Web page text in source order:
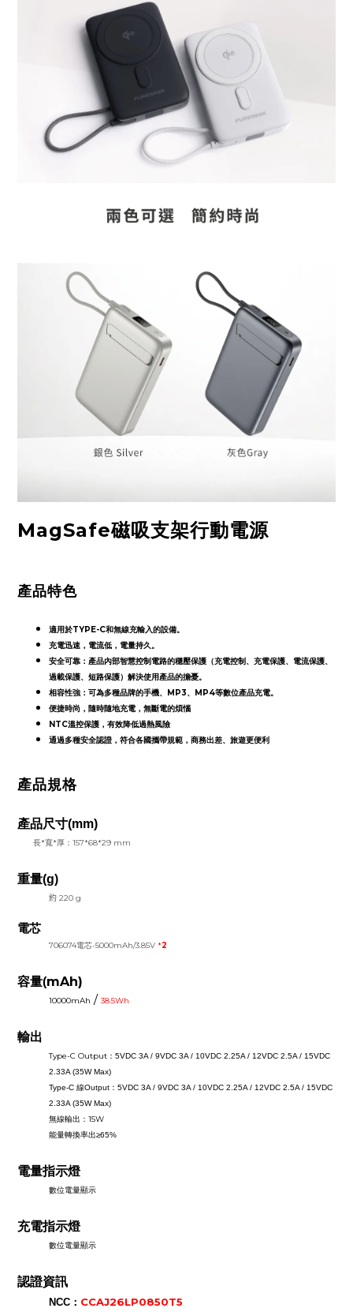
MagSafe磁吸支架行動電源
產品特色
適用於TYPE-C和無線充輸入的設備。
充電迅速，電流低，電量持久。
安全可靠：產品內部智慧控制電路的穩壓保護（充電控制、充電保護、電流保護、
過載保護、短路保護）解決使用產品的擔憂。
相容性強：可為多種品牌的手機、
MP3、 MP4等數位產品充電。
便捷時尚，隨時隨地充電，無斷電的煩惱
NTC溫控保護 ， 有效降低過熱風險
通過多種安全認證 ，符合各國攜帶規範， 商務出差、旅遊更便利
產品規格
產品尺寸(mm)
長*寬*厚： 157*68*29 mm
重量(g)
約 220 g
電芯
706074電芯-5000mAh/3.85V *2
容量(mAh)
10000mAh / 38.5Wh
輸出
Type-C Output ： 5VDC 3A / 9VDC 3A / 10VDC 2.25A / 12VDC 2.5A / 15VDC
2.33A (35W Max)
Type-C 線Output ： 5VDC 3A / 9VDC 3A / 10VDC 2.25A / 12VDC 2.5A / 15VDC
2.33A (35W Max)
無線輸出： 15W
能量轉換率出≥65%
電量指示燈
數位電量顯示
充電指示燈
數位電量顯示
認證資訊
NCC ： CCAJ26LP0850T5